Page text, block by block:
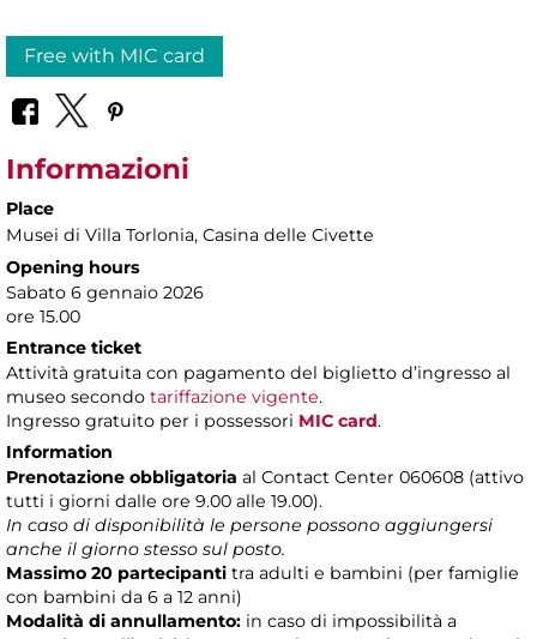
Free with MIC card
Informazioni
Place
Musei di Villa Torlonia, Casina delle Civette
Opening hours
Sabato 6 gennaio 2026
ore 15.00
Entrance ticket
Attività gratuita con pagamento del biglietto d’ingresso al
museo secondo tariffazione vigente.
Ingresso gratuito per i possessori MIC card.
Information
Prenotazione obbligatoria al Contact Center 060608 (attivo
tutti i giorni dalle ore 9.00 alle 19.00).
In caso di disponibilità le persone possono aggiungersi
anche il giorno stesso sul posto.
Massimo 20 partecipanti tra adulti e bambini (per famiglie
con bambini da 6 a 12 anni)
Modalità di annullamento: in caso di impossibilità a